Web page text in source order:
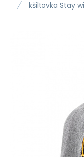
kšiltovka Stay